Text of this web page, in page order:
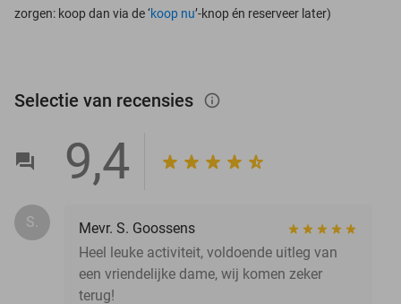
zorgen: koop dan via de ‘koop nu’-knop én reserveer later)
Selectie van recensies info_outlined
9,4
S.
Mevr. S. Goossens
Heel leuke activiteit, voldoende uitleg van
een vriendelijke dame, wij komen zeker
terug!